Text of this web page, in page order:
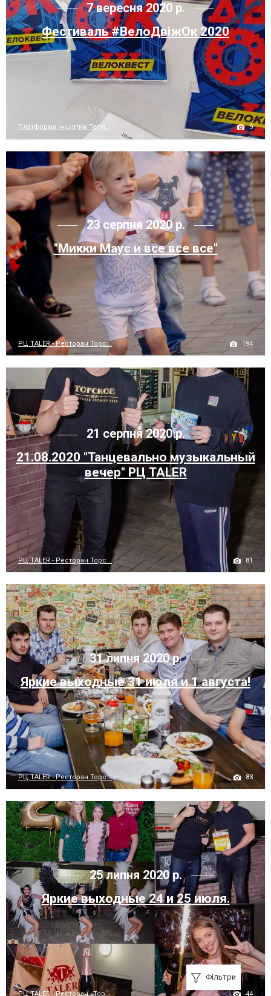
7 вересня 2020 р.
Фестиваль #ВелоДвіжОк 2020
Платформа ініціатив Тепл... 9
23 серпня 2020 р.
"Микки Маус и все все все"
РЦ TALER - Ресторан Торс... 194
21 серпня 2020 р.
21.08.2020 "Танцевально музыкальный
вечер" РЦ TALER
РЦ TALER - Ресторан Торс... 81
31 липня 2020 р.
Яркие выходные 31 июля и 1 августа!
РЦ TALER - Ресторан Торс... 83
25 липня 2020 р.
Яркие выходные 24 и 25 июля.
РЦ TALER - Ресторан «Тор... 44
Фільтри